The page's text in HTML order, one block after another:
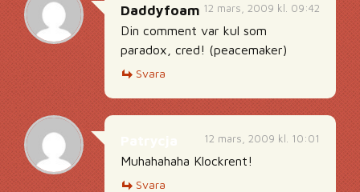
12 mars, 2009 kl. 09:42
Daddyfoam
Din comment var kul som
paradox, cred! (peacemaker)
Svara
12 mars, 2009 kl. 10:01
Muhahahaha Klockrent!
Svara